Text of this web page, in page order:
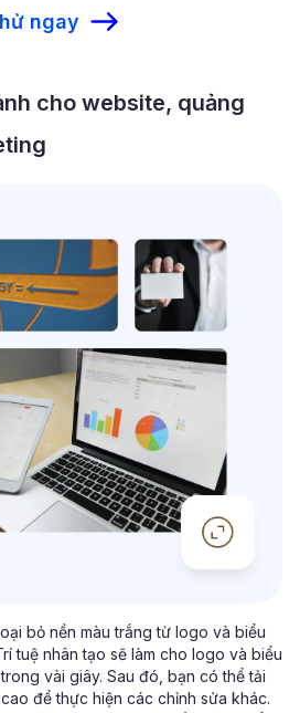
ngay
cho website, quảng
bỏ nền màu trắng từ logo và biểu
tuệ nhân tạo sẽ làm cho logo và biểu
vài giây. Sau đó, bạn có thể tải
để thực hiện các chỉnh sửa khác.